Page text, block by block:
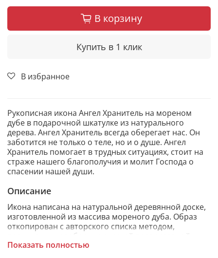
В корзину
Купить в 1 клик
В избранное
Рукописная икона Ангел Хранитель на мореном
дубе в подарочной шкатулке из натурального
дерева. Ангел Хранитель всегда оберегает нас. Он
заботится не только о теле, но и о душе. Ангел
Хранитель помогает в трудных ситуациях, стоит на
страже нашего благополучия и молит Господа о
спасении нашей души.
Описание
Икона написана на натуральной деревянной доске,
изготовленной из массива мореного дуба. Образ
откопирован с авторского списка методом,
получившим одобрение русской православной
церкви.
Показать полностью